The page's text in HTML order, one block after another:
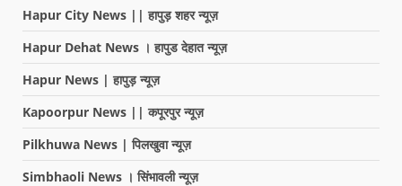
Hapur City News || हापुड़ शहर न्यूज़
Hapur Dehat News । हापुड देहात न्यूज़
Hapur News | हापुड़ न्यूज़
Kapoorpur News || कपूरपुर न्यूज़
Pilkhuwa News | पिलखुवा न्यूज़
Simbhaoli News । सिंभावली न्यूज़